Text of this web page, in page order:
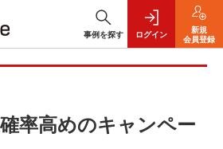
事例を探す ログイン
新規
会員登録
率高めのキャンペー